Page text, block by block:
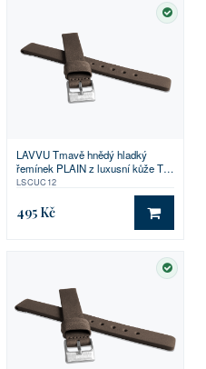
LAVVU Tmavě hnědý hladký
řemínek PLAIN z luxusní kůže Top
Grain - 12
LSCUC12
495 Kč DO